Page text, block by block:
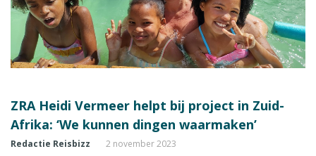
ZRA Heidi Vermeer helpt bij project in Zuid-
Afrika: ‘We kunnen dingen waarmaken’
Redactie Reisbizz 2 november 2023